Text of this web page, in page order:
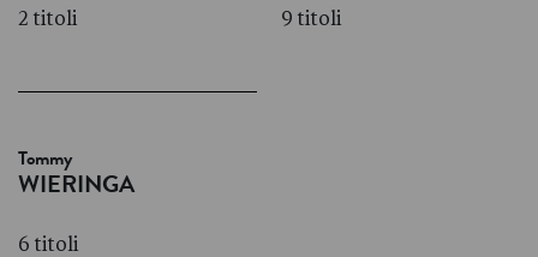
2 titoli 9 titoli
Tommy
WIERINGA
6 titoli